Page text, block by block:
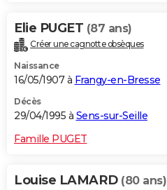
Elie PUGET (87 ans)
Créer une cagnotte obsèques
Naissance
16/05/1907 à Frangy-en-Bresse
Décès
29/04/1995 à Sens-sur-Seille
Famille PUGET
Louise LAMARD (80 ans)